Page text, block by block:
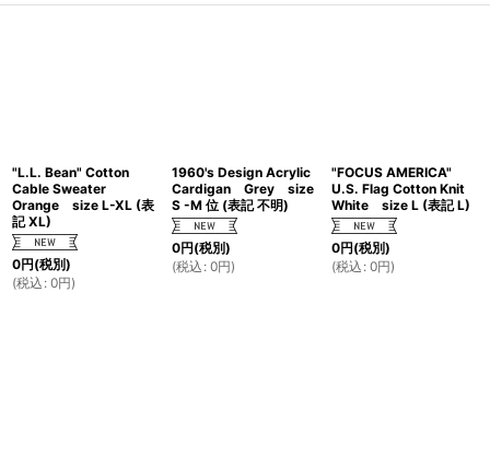
"L.L. Bean" Cotton
Cable Sweater
Orange size L-XL (表
記 XL)
0円(税別)
(税込 : 0円)
1960's Design Acrylic
Cardigan Grey size
S -M 位 (表記 不明)
0円(税別)
(税込 : 0円)
"FOCUS AMERICA"
U.S. Flag Cotton Knit
White size L (表記 L)
0円(税別)
(税込 : 0円)